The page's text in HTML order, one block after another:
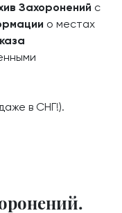
Захоронений с
о местах
в СНГ!).